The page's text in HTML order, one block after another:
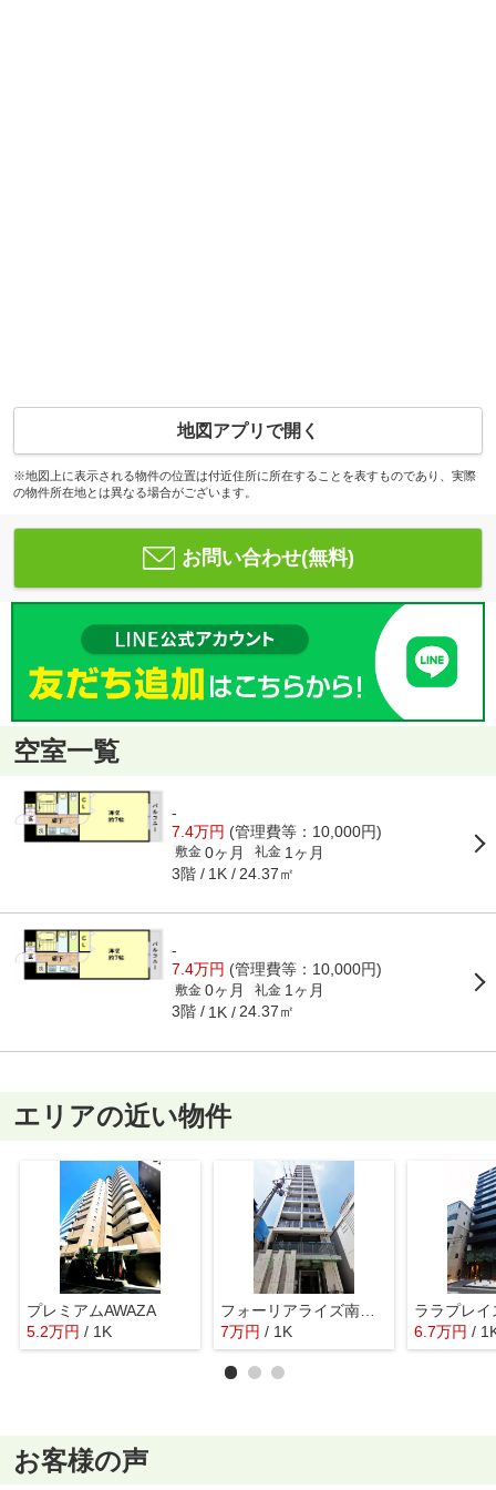
地図アプリで開く
※地図上に表示される物件の位置は付近住所に所在することを表すものであり、実際
の物件所在地とは異なる場合がございます。
お問い合わせ(無料)
空室一覧
-
7.4万円 (管理費等：10,000円)
敷金 0ヶ月 礼金 1ヶ月
3階 1K 24.37㎡
-
7.4万円 (管理費等：10,000円)
敷金 0ヶ月 礼金 1ヶ月
3階 1K 24.37㎡
エリアの近い物件
プレミアムAWAZA
5.2万円 / 1K
フォーリアライズ南堀江ヴィータ
7万円 / 1K 6.7万円 /
お客様の声